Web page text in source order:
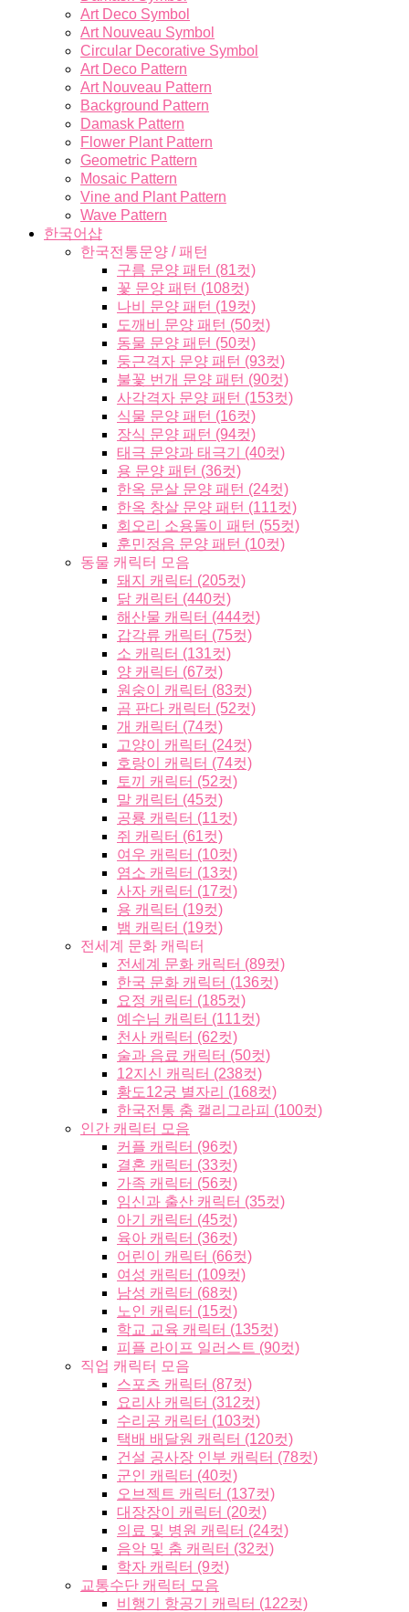
Art Deco Symbol
Art Nouveau Symbol
Circular Decorative Symbol
Art Deco Pattern
Art Nouveau Pattern
Background Pattern
Damask Pattern
Flower Plant Pattern
Geometric Pattern
Mosaic Pattern
Vine and Plant Pattern
Wave Pattern
한국어샵
한국전통문양 / 패턴
구름 문양 패턴 (81컷)
꽃 문양 패턴 (108컷)
나비 문양 패턴 (19컷)
도깨비 문양 패턴 (50컷)
동물 문양 패턴 (50컷)
둥근격자 문양 패턴 (93컷)
불꽃 번개 문양 패턴 (90컷)
사각격자 문양 패턴 (153컷)
식물 문양 패턴 (16컷)
장식 문양 패턴 (94컷)
태극 문양과 태극기 (40컷)
용 문양 패턴 (36컷)
한옥 문살 문양 패턴 (24컷)
한옥 창살 문양 패턴 (111컷)
회오리 소용돌이 패턴 (55컷)
훈민정음 문양 패턴 (10컷)
동물 캐릭터 모음
돼지 캐릭터 (205컷)
닭 캐릭터 (440컷)
해산물 캐릭터 (444컷)
갑각류 캐릭터 (75컷)
소 캐릭터 (131컷)
양 캐릭터 (67컷)
원숭이 캐릭터 (83컷)
곰 판다 캐릭터 (52컷)
개 캐릭터 (74컷)
고양이 캐릭터 (24컷)
호랑이 캐릭터 (74컷)
토끼 캐릭터 (52컷)
말 캐릭터 (45컷)
공룡 캐릭터 (11컷)
쥐 캐릭터 (61컷)
여우 캐릭터 (10컷)
염소 캐릭터 (13컷)
사자 캐릭터 (17컷)
용 캐릭터 (19컷)
뱀 캐릭터 (19컷)
전세계 문화 캐릭터
전세계 문화 캐릭터 (89컷)
한국 문화 캐릭터 (136컷)
요정 캐릭터 (185컷)
예수님 캐릭터 (111컷)
천사 캐릭터 (62컷)
술과 음료 캐릭터 (50컷)
12지신 캐릭터 (238컷)
황도12궁 별자리 (168컷)
한국전통 춤 캘리그라피 (100컷)
인간 캐릭터 모음
커플 캐릭터 (96컷)
결혼 캐릭터 (33컷)
가족 캐릭터 (56컷)
임신과 출산 캐릭터 (35컷)
아기 캐릭터 (45컷)
육아 캐릭터 (36컷)
어린이 캐릭터 (66컷)
여성 캐릭터 (109컷)
남성 캐릭터 (68컷)
노인 캐릭터 (15컷)
학교 교육 캐릭터 (135컷)
피플 라이프 일러스트 (90컷)
직업 캐릭터 모음
스포츠 캐릭터 (87컷)
요리사 캐릭터 (312컷)
수리공 캐릭터 (103컷)
택배 배달원 캐릭터 (120컷)
건설 공사장 인부 캐릭터 (78컷)
군인 캐릭터 (40컷)
오브젝트 캐릭터 (137컷)
대장장이 캐릭터 (20컷)
의료 및 병원 캐릭터 (24컷)
음악 및 춤 캐릭터 (32컷)
학자 캐릭터 (9컷)
교통수단 캐릭터 모음
비행기 항공기 캐릭터 (122컷)